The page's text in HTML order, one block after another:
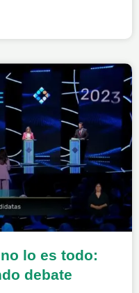
lo es todo:
debate